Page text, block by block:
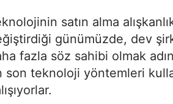
satın alma
günümüzde, dev
fazla söz sahibi olmak
son teknoloji yöntemleri